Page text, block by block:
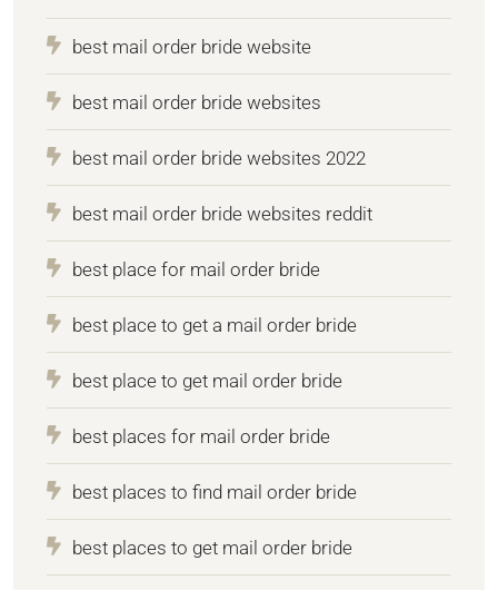
best mail order bride website
best mail order bride websites
best mail order bride websites 2022
best mail order bride websites reddit
best place for mail order bride
best place to get a mail order bride
best place to get mail order bride
best places for mail order bride
best places to find mail order bride
best places to get mail order bride